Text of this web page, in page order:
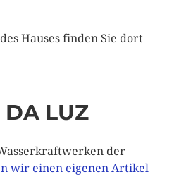
Hauses finden Sie dort
DA LUZ
der
wir einen eigenen Artikel